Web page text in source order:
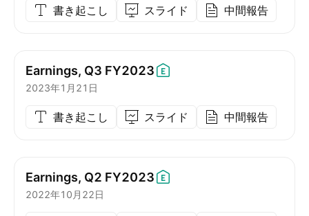
書き起こし スライド 中間報告
Earnings, Q3 FY2023
2023年1月21日
書き起こし スライド 中間報告
Earnings, Q2 FY2023
2022年10月22日